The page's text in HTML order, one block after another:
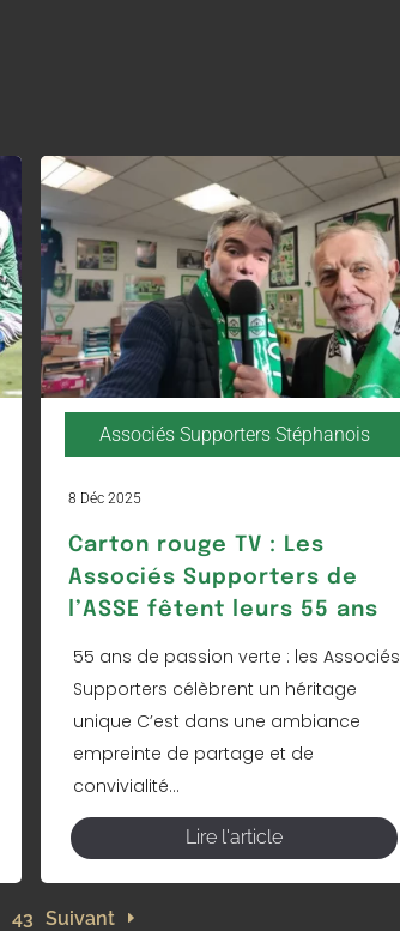
Associés Supporters Stéphanois
8 Déc 2025
Carton rouge TV : Les
Associés Supporters de
l’ASSE fêtent leurs 55 ans
55 ans de passion verte : les Associés
Supporters célèbrent un héritage
unique C’est dans une ambiance
empreinte de partage et de
convivialité...
Lire l'article
43 Suivant